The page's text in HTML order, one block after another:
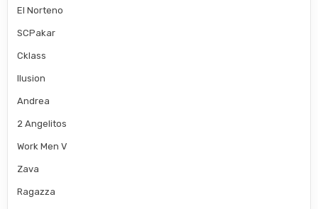
El Norteno
SCPakar
Cklass
Ilusion
Andrea
2 Angelitos
Work Men V
Zava
Ragazza